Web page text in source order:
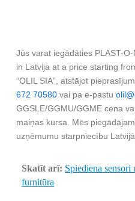
Jūs varat iegādāties PLAST-
in Latvija at a price starting
“OLIL SIA”, atstājot
672 70580 vai pa e-pastu
GGSLE/GGMU/GGME cena
maiņas kursa. Mēs
uzņēmumu starpniecību
Skatīt arī: Spiediena sensori
furnitūra